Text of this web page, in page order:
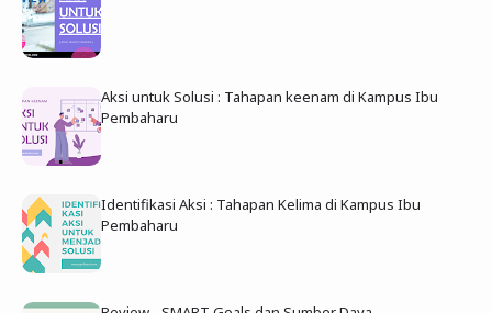
Aksi untuk Solusi : Tahapan keenam di Kampus Ibu
Pembaharu
Identifikasi Aksi : Tahapan Kelima di Kampus Ibu
Pembaharu